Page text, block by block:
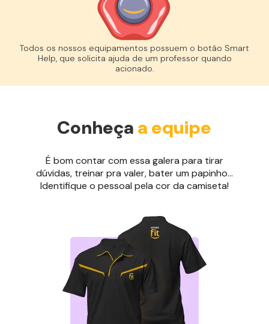
Todos os nossos equipamentos possuem o botão Smart
Help, que solicita ajuda de um professor quando
acionado.
Conheça a equipe
É bom contar com essa galera para tirar
dúvidas, treinar pra valer, bater um papinho...
Identifique o pessoal pela cor da camiseta!